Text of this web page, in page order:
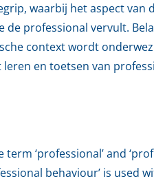
waarbij het aspect van
de professional vervult.
context wordt
leren en toetsen van
‘professional’ and
behaviour’ is used